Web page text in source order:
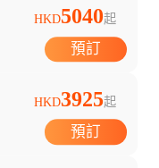
HKD5040起
預訂
HKD3925起
預訂